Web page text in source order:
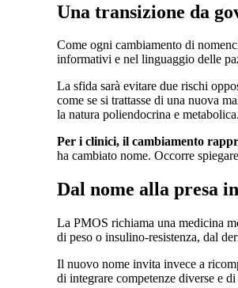
Una transizione da
Come ogni cambiamento di
informativi e nel linguaggio delle
La sfida sarà evitare due rischi
come se si trattasse di una nuova
la natura poliendocrina e metabolica.
Per i clinici, il cambiamento
ha cambiato nome. Occorre
Dal nome alla presa
La PMOS richiama una medicina
di peso o insulino-resistenza, dal
Il nuovo nome invita invece a
di integrare competenze diverse e